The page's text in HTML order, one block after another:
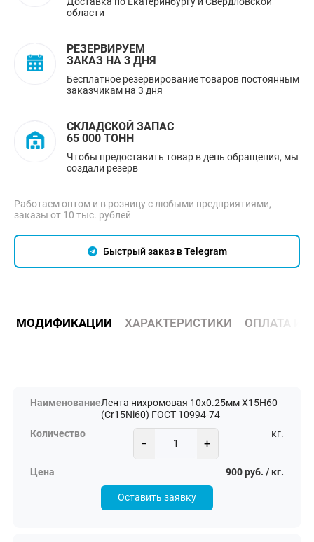
области
РЕЗЕРВИРУЕМ
ЗАКАЗ НА 3 ДНЯ
Бесплатное резервирование товаров постоянным
заказчикам на 3 дня
СКЛАДСКОЙ ЗАПАС
65 000 ТОНН
Чтобы предоставить товар в день обращения, мы
создали резерв
Работаем оптом и в розницу с любыми предприятиями,
заказы от 10 тыс. рублей
Быстрый заказ в Telegram
МОДИФИКАЦИИ ХАРАКТЕРИСТИКИ ОПЛАТА И
Лента нихромовая 10х0.25мм Х15Н60
(Cr15Ni60) ГОСТ 10994-74
− +
кг.
900 руб. / кг.
Оставить заявку